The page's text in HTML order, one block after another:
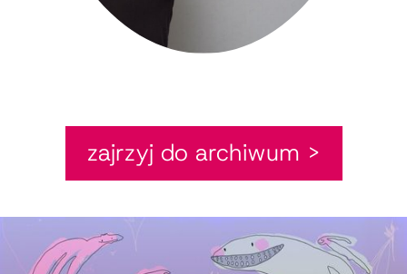
zajrzyj do archiwum >